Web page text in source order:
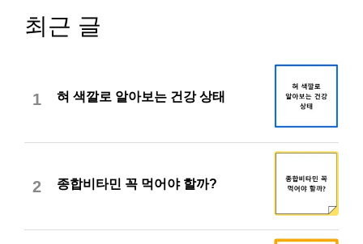
최근 글
1 혀 색깔로 알아보는 건강 상태
2 종합비타민 꼭 먹어야 할까?